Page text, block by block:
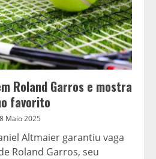
Roland Garros e mostra
favorito
Maio 2025
Altmaier garantiu vaga
Roland Garros, seu